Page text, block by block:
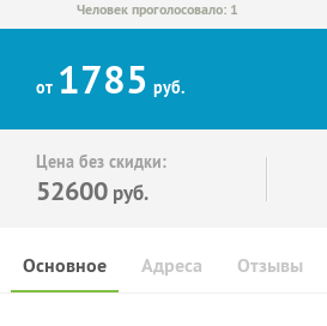
Человек проголосовало: 1
от 1785 руб.
Цена без скидки:
52600 руб.
Основное Отзывы
Адреса